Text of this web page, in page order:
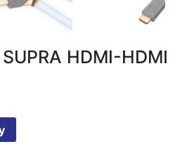
HDMI-HDMI